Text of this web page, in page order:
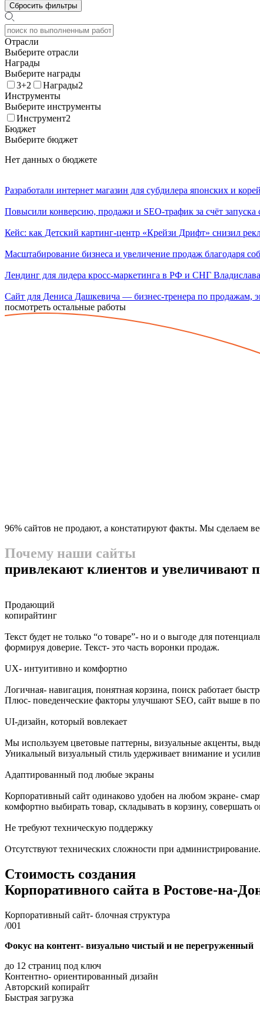
Сбросить фильтры
Отрасли
Выберите отрасли
Награды
Выберите награды
3+2
Награды2
Инструменты
Выберите инструменты
Инструмент2
Бюджет
Выберите бюджет
Нет данных о бюджете
Разработали интернет магазин для субдилера японских и
Повысили конверсию, продажи и SEO-трафик за счёт запуска
Кейс: как Детский картинг-центр «Крейзи Дрифт» снизил
Масштабирование бизнеса и увеличение продаж благодаря
Лендинг для лидера кросс-маркетинга в РФ и СНГ
Сайт для Дениса Дашкевича — бизнес-тренера по продажам,
посмотреть остальные работы
96% сайтов не продают, а констатируют факты. Мы сделаем
Почему наши сайты
привлекают клиентов и увеличивают
Продающий
копирайтинг
Текст будет не только “о товаре”- но и о выгоде для
формируя доверие. Текст- это часть воронки продаж.
UX- интуитивно и комфортно
Логичная- навигация, понятная корзина, поиск работает
Плюс- поведенческие факторы улучшают SEO, сайт выше в
UI-дизайн, который вовлекает
Мы используем цветовые паттерны, визуальные акценты,
Уникальный визуальный стиль удерживает внимание и
Адаптированный под любые экраны
Корпоративный сайт одинаково удобен на любом экране-
комфортно выбирать товар, складывать в корзину, совершать
Не требуют техническую поддержку
Отсутствуют технических сложности при
Стоимость создания
Корпоративного сайта в Ростове-на-
Корпоративный сайт- блочная структура
/001
Фокус на контент- визуально чистый и не перегруженный
до 12 страниц под ключ
Контентно- ориентированный дизайн
Авторский копирайт
Быстрая загрузка